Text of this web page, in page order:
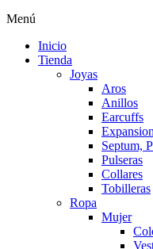
Menú
Inicio
Tienda
Joyas
Aros
Anillos
Earcuffs
Septum,
Pulseras
Collares
Tobilleras
Ropa
Mujer